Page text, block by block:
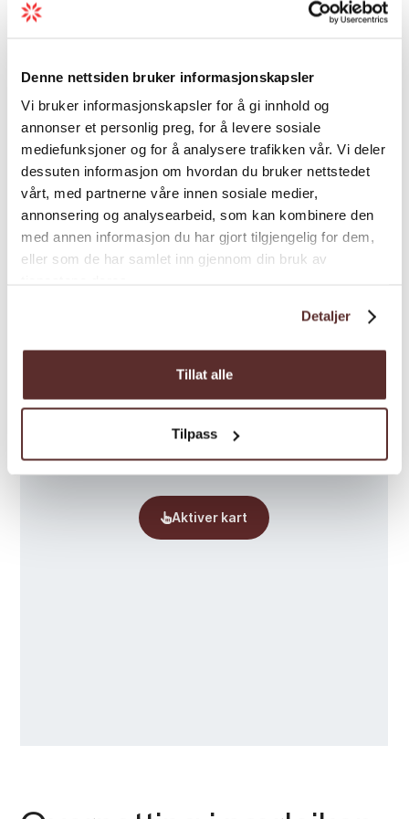
Denne nettsiden bruker informasjonskapsler
Vi bruker informasjonskapsler for å gi innhold og
annonser et personlig preg, for å levere sosiale
mediefunksjoner og for å analysere trafikken vår. Vi deler
dessuten informasjon om hvordan du bruker nettstedet
vårt, med partnerne våre innen sosiale medier,
annonsering og analysearbeid, som kan kombinere den
med annen informasjon du har gjort tilgjengelig for dem,
eller som de har samlet inn gjennom din bruk av
Detaljer
Tillat alle
Tilpass
fleire arbeid av.
alle henta frå museet sine samlingar.
Utstillingsperiode 4. mai 2025 til 31.
desember 2026.
Utstillinga følgjer museets opningstider. Det
går fint å avtala besøk også utanom ordinær
opningstid. Ta kontakt på
post@hvm.museum.no for å avtala.
grupper til å besøkja utstillinga. Her kan de
få omvising, og gjerne eit besøk i kafeen
etterpå. Besøket kan vera på dagtid eller på
kveldstid. Ting besøk ved å senda ein e-post
til post@hvm.museum.no eller ring
Kart